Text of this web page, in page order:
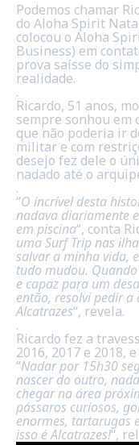
Podemos chamar
do Aloha Spirit
colocou o Aloha
Business) em
prova saísse do
realidade.
.
Ricardo, 51 anos,
sempre sonhou em
que não poderia ir
militar e com
desejo fez dele o
nadado até o
.
“O incrível desta
nadava diariamente
em piscina“, conta
uma Surf Trip nas
salvar a minha vida,
tudo mudou.
e capaz para um
então, resolvi pedir
Alcatrazes“, revela.
.
Ricardo fez a
2016, 2017 e 2018,
“Nadar por 15h30
nascer do outro,
chegar na área
pássaros curiosos,
enormes, tartarugas
isso é Alcatrazes!“,